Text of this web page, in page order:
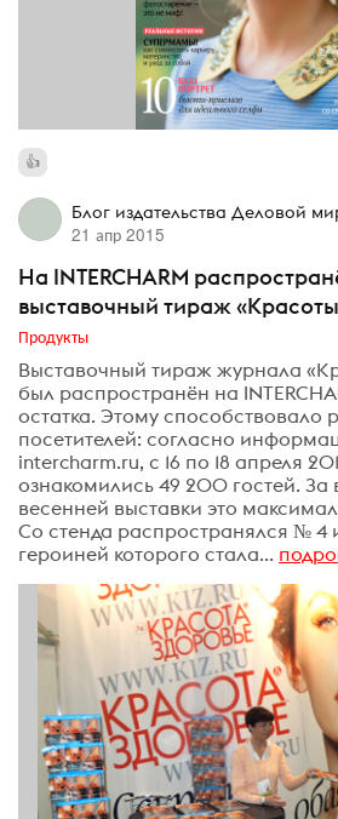
Блог издательства Деловой
21 апр 2015
На INTERCHARM
выставочный тираж «Красоты
Продукты
Выставочный тираж журнала
был распространён на
остатка. Этому способствовало
посетителей: согласно
intercharm.ru, с 16 по 18 апреля
ознакомились 49 200 гостей.
весенней выставки это
Со стенда распространялся № 4
героиней которого стала...